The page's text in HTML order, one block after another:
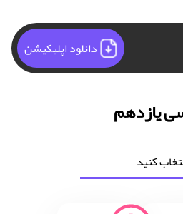
دانلود اپلیکیشن
یازدهم
کنید